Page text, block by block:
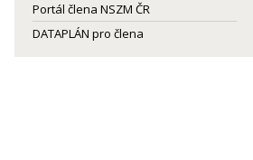
Portál člena NSZM ČR
DATAPLÁN pro člena